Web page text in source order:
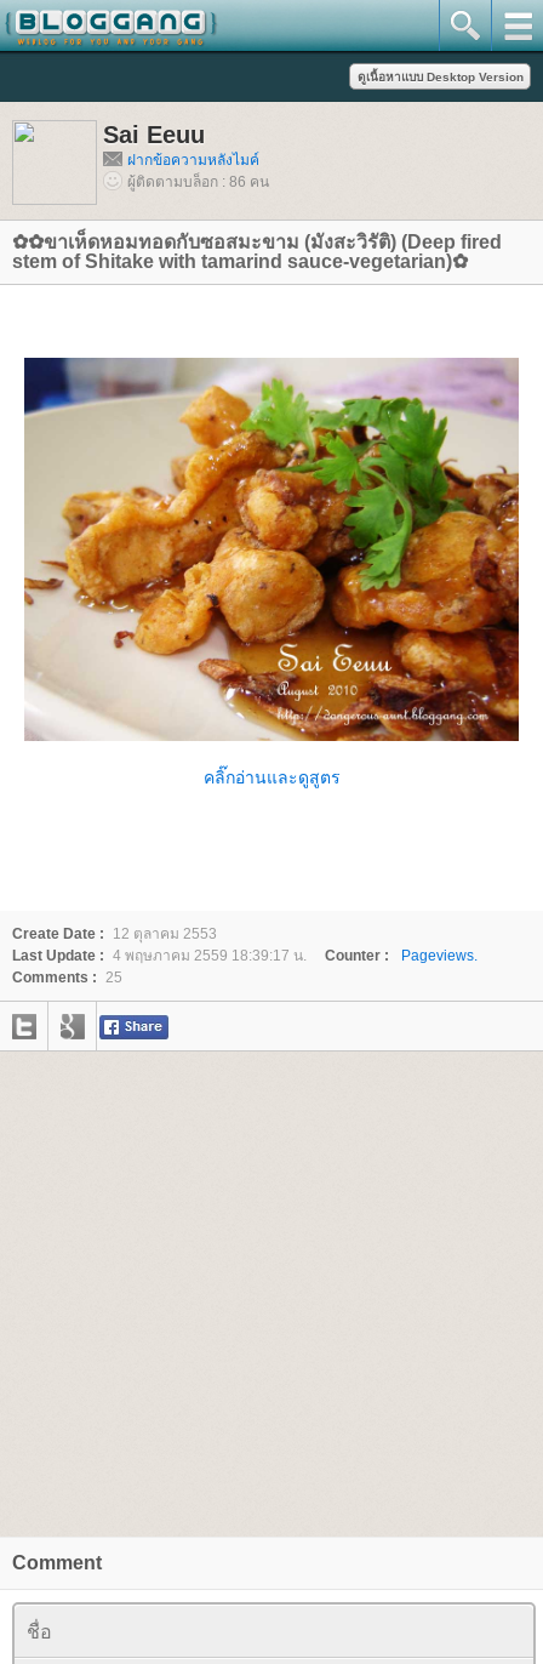
Sai Eeuu
ฝากข้อความหลังไมค์
ผู้ติดตามบล็อก : 86 คน
✿✿ขาเห็ดหอมทอดกับซอสมะขาม (มังสะวิรัติ) (Deep fired
stem of Shitake with tamarind sauce-vegetarian)✿
คลิ๊กอ่านและดูสูตร
Create Date :
12 ตุลาคม 2553
Last Update : 4 พฤษภาคม 2559 18:39:17 น. Counter :
Pageviews.
Comments : 25
Comment